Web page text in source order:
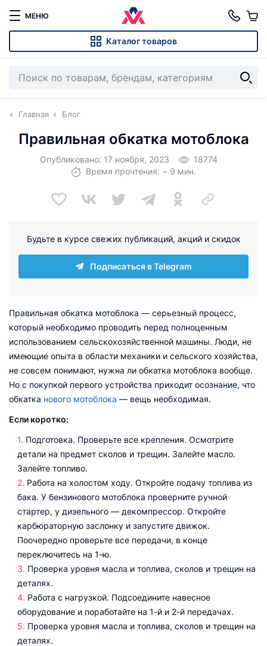
МЕНЮ
Каталог товаров
Главная Блог
Правильная обкатка мотоблока
Опубликовано: 17 ноября, 2023
18774
Время прочтения: ~ 9 мин.
Будьте в курсе свежих публикаций, акций и скидок
Подписаться в Telegram
Правильная обкатка мотоблока — серьезный процесс,
который необходимо проводить перед полноценным
использованием сельскохозяйственной машины. Люди, не
имеющие опыта в области механики и сельского хозяйства,
не совсем понимают, нужна ли обкатка мотоблока вообще.
Но с покупкой первого устройства приходит осознание, что
обкатка нового мотоблока — вещь необходимая.
Если коротко:
Подготовка. Проверьте все крепления. Осмотрите
детали на предмет сколов и трещин. Залейте масло.
Залейте топливо.
Работа на холостом ходу. Откройте подачу топлива из
бака. У бензинового мотоблока проверните ручной
стартер, у дизельного — декомпрессор. Откройте
карбюраторную заслонку и запустите движок.
Поочередно проверьте все передачи, в конце
переключитесь на 1-ю.
Проверка уровня масла и топлива, сколов и трещин на
деталях.
Работа с нагрузкой. Подсоедините навесное
оборудование и поработайте на 1-й и 2-й передачах.
Проверка уровня масла и топлива, сколов и трещин на
деталях.